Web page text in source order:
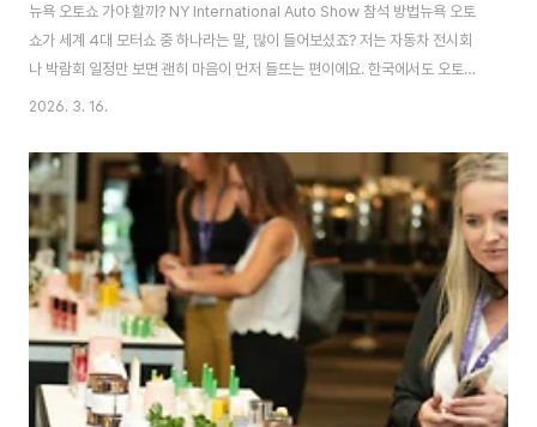
뉴욕 오토쇼 가야 할까? NY International Auto Show 참석 방법뉴욕 오토
쇼가 세계 4대 모터쇼 중 하나라는 말, 많이 들어보셨죠? 저는 자동차 전시회
나 박람회 일정만 보면 괜히 마음이 먼저 들뜨는 편이에요. 한국에서도 오토쇼
를 가기 위해 부산까지 달려갔었던 추억이 있거든요. 처음에는 대형 전시 행사
돌다가 다리만 아팠던 적이 있거든요. 그 뒤로는 행사 하나를 가더라도 누가 가
야 하는지, 무엇을 얻을 수 있는지, 현장에서 꼭 해야 할 행동이 뭔지부터 정리
하게 됐어요. 특히 4월 3일부터 4월 12일까지 열리는 NY International
Auto Show, 흔히 말하는 뉴욕 오토쇼는 자동차 좋아하는 사람만 가..
2026. 3. 16.